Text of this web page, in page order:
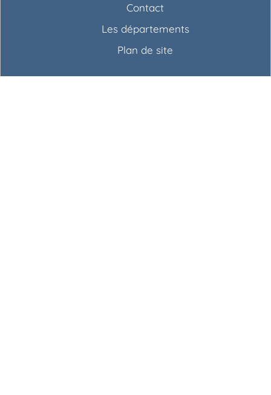
Contact
Les départements
Plan de site